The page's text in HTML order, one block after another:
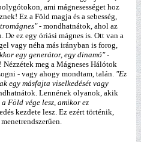
ami mágnesességet hoz
Ez a Föld magja és a sebesség,
- mondhatnátok, ahol az
ez egy óriási mágnes is. Ott van a
vagy néha más irányban is forog,
egy generátor, egy dinamó"-
meg a Mágneses Hálótok
- vagy ahogy mondtam, talán. "Ez
egy másfajta viselkedését vagy
Lennének olyanok, akik
a Föld vége lesz, amikor ez
kezdete lesz. Ez ezért történik,